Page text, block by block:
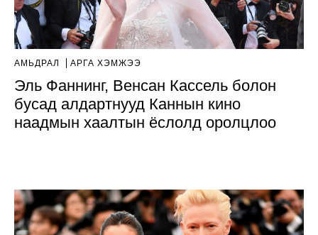
АМЬДРАЛ АРГА ХЭМЖЭЭ
Эль Фаннинг, Венсан Кассель болон
бусад алдартнууд Каннын кино
наадмын хаалтын ёслолд оролцлоо